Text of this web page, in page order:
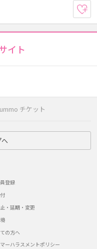
チケット
イト
登録
・延期・変更
の方へ
ーハラスメントポリシー